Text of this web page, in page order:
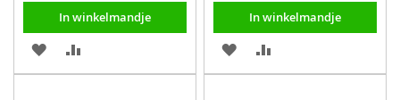
In winkelmandje
VOEG
TOE OM
In winkelmandje
VOEG
TOE OM